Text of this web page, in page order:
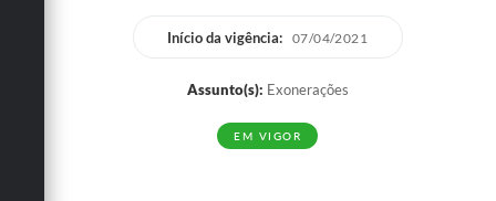
Início da vigência: 07/04/2021
Assunto(s): Exonerações
EM VIGOR